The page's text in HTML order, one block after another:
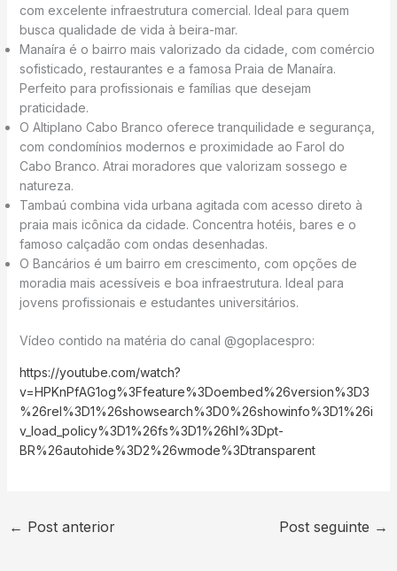
com excelente infraestrutura comercial. Ideal para quem
busca qualidade de vida à beira-mar.
Manaíra é o bairro mais valorizado da cidade, com comércio
sofisticado, restaurantes e a famosa Praia de Manaíra.
Perfeito para profissionais e famílias que desejam
praticidade.
O Altiplano Cabo Branco oferece tranquilidade e segurança,
com condomínios modernos e proximidade ao Farol do
Cabo Branco. Atrai moradores que valorizam sossego e
natureza.
Tambaú combina vida urbana agitada com acesso direto à
praia mais icônica da cidade. Concentra hotéis, bares e o
famoso calçadão com ondas desenhadas.
O Bancários é um bairro em crescimento, com opções de
moradia mais acessíveis e boa infraestrutura. Ideal para
jovens profissionais e estudantes universitários.
Vídeo contido na matéria do canal @goplacespro:
https://youtube.com/watch?
v=HPKnPfAG1og%3Ffeature%3Doembed%26version%3D3
%26rel%3D1%26showsearch%3D0%26showinfo%3D1%26i
v_load_policy%3D1%26fs%3D1%26hl%3Dpt-
BR%26autohide%3D2%26wmode%3Dtransparent
← Post anterior Post seguinte →